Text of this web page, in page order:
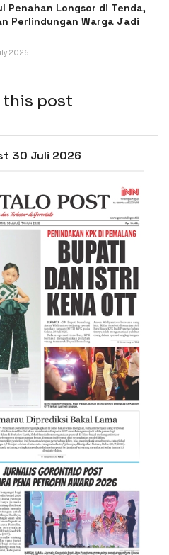
Penahan Longsor di Tenda,
Perlindungan Warga Jadi
2026
this post
30 Juli 2026